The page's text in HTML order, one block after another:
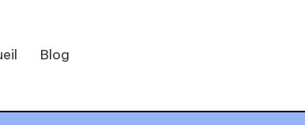
Blog